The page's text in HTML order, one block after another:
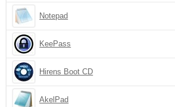
Notepad
KeePass
Hirens Boot CD
AkelPad